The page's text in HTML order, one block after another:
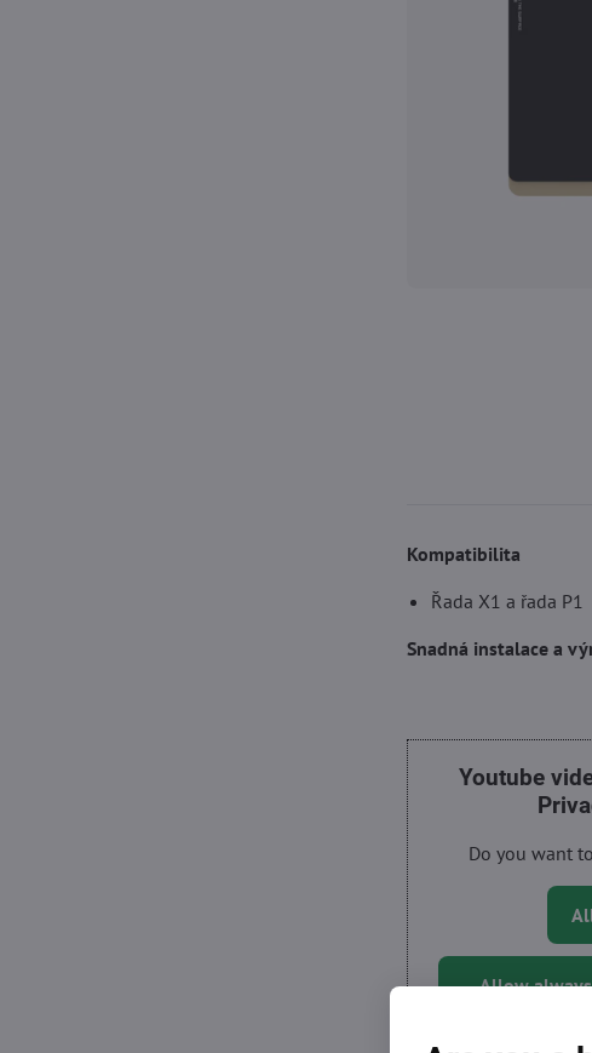
Kompatibilita
Řada X1 a řada P1
Snadná instalace a
Youtube
Do you want
Allow